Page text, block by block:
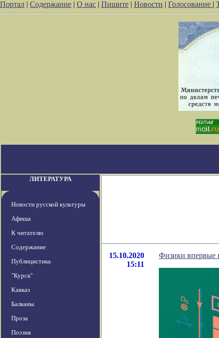
Портал | Содержание | О нас | Пишите | Новости | Голосование |
ЛИТЕРАТУРА
Новости русской культуры
Афиша
К читателю
Содержание
Публицистика
"Курск"
Кавказ
Балканы
Проза
Поэзия
15.10.2020
15:11
Физики впервые